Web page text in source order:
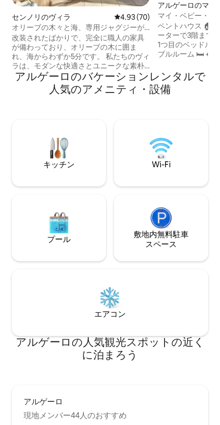
センノリのヴィラ レビュー70件、5つ星中4.93つ
4.93 (70)
オリーブの木々と海、専用ジャグジーが
あるヴィラでリラックス
改装されたばかりで、完全に職人の家具
が備わっており、オリーブの木に囲ま
れ、海からわずか5分です。 私たちのヴィ
ラは、モダンな快適さとユニークな素朴
な魅力を提供し、リラックスした休暇に
最適です。 永遠の静けさを楽しみ、プラ
イベートガーデンを散策し、自然の音で
きる平和と美しさのオアシスをお楽しみ
ください。 皆さんにお会いできるのを楽
しみにしています！
アルゲーロのマン
パート
マイ・ベビー・ハ
ペントハウス 🏠
ーターで3階まで
1つ目のベッドルーム ダブル🛌 2つ
ブルルーム 🛏 + シングルベッド1台 オー
ルーム 1部屋
ム 1室 🚿 2つの広い屋外の傾斜したベラン
ダ。リビングルー
アルゲーロのバケーションレンタルで
人気のアメニティ・設備
キッチン Wi-Fi
プール
敷地内無料駐⁠車
ス⁠ペ⁠ー⁠ス
エアコン
アルゲーロの人気観光スポットの近く
に泊まろう
アルゲーロ
現地メンバー44人のおすすめ